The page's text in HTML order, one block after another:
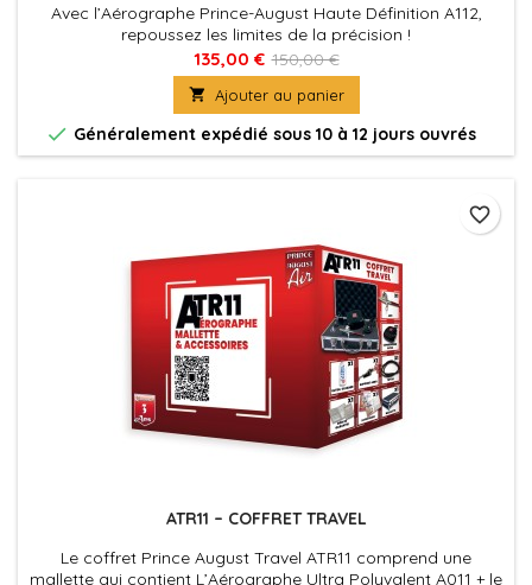
Avec l’Aérographe Prince-August Haute Définition A112,
repoussez les limites de la précision !
135,00 € 150,00 €
 Ajouter au panier
 Généralement expédié sous 10 à 12 jours ouvrés
ATR11 – COFFRET TRAVEL
Le coffret Prince August Travel ATR11 comprend une
mallette qui contient L’Aérographe Ultra Polyvalent A011 + le
favorite_border